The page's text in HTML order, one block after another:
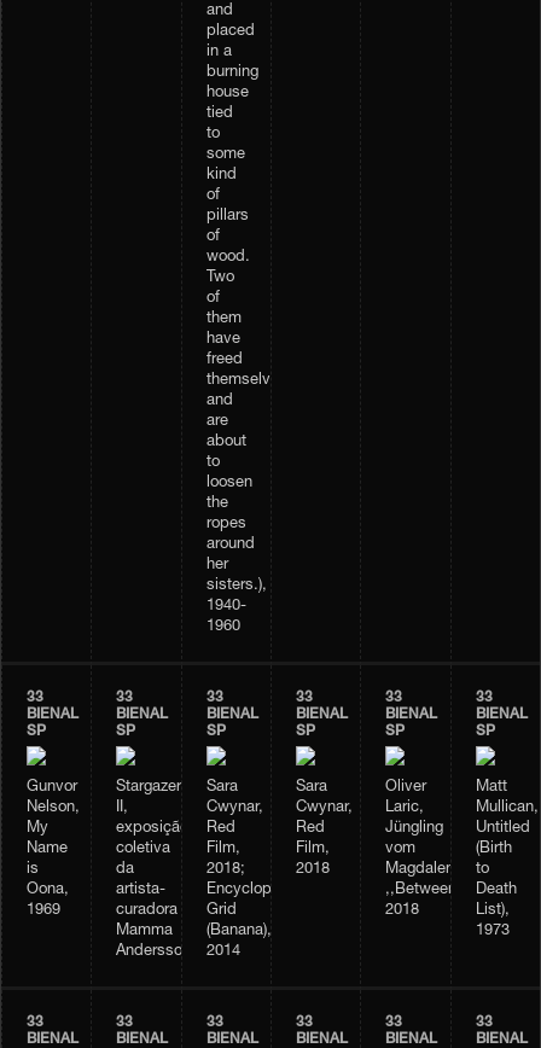
and
placed
in a
burning
house
tied
to
some
kind
of
pillars
of
wood.
Two
of
them
have
freed
themselves,
and
are
about
to
loosen
the
ropes
around
her
sisters.),
1940-
1960
33
BIENAL
SP
Gunvor
Nelson,
My
Name
is
Oona,
1969
33
BIENAL
SP
Stargazer
II,
exposição
coletiva
da
artista-
curadora
Mamma
Andersson
33
BIENAL
SP
Sara
Cwynar,
Red
Film,
2018;
Encyclopedia
Grid
(Banana),
2014
33
BIENAL
SP
Sara
Cwynar,
Red
Film,
2018
33
BIENAL
SP
Oliver
Laric,
Jüngling
vom
Magdalensberg;
,,Betweenness”,
2018
33
BIENAL
SP
Matt
Mullican,
Untitled
(Birth
to
Death
List),
1973
33
BIENAL
33
BIENAL
33
BIENAL
33
BIENAL
33
BIENAL
33
BIENAL